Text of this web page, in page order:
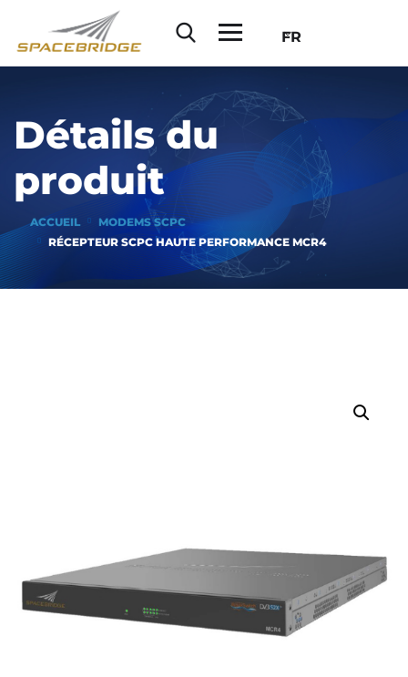
FR
Détails du
produit
ACCUEIL
MODEMS SCPC
RÉCEPTEUR SCPC HAUTE PERFORMANCE MCR4